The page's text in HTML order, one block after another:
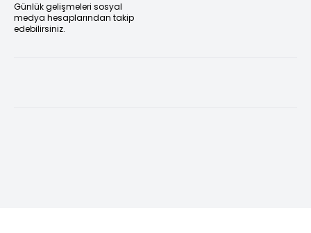
Günlük gelişmeleri sosyal
medya hesaplarından takip
edebilirsiniz.